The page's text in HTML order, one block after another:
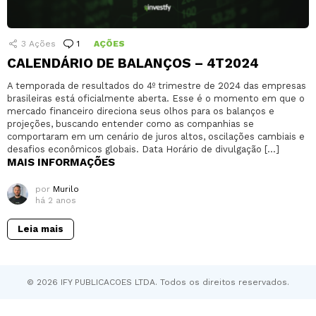
3 Ações 1 Comentário
AÇÕES
CALENDÁRIO DE BALANÇOS – 4T2024
A temporada de resultados do 4º trimestre de 2024 das empresas
brasileiras está oficialmente aberta. Esse é o momento em que o
mercado financeiro direciona seus olhos para os balanços e
projeções, buscando entender como as companhias se
comportaram em um cenário de juros altos, oscilações cambiais e
desafios econômicos globais. Data Horário de divulgação […]
MAIS INFORMAÇÕES
por Murilo
há 2 anos
Leia mais
© 2026 IFY PUBLICACOES LTDA. Todos os direitos reservados.